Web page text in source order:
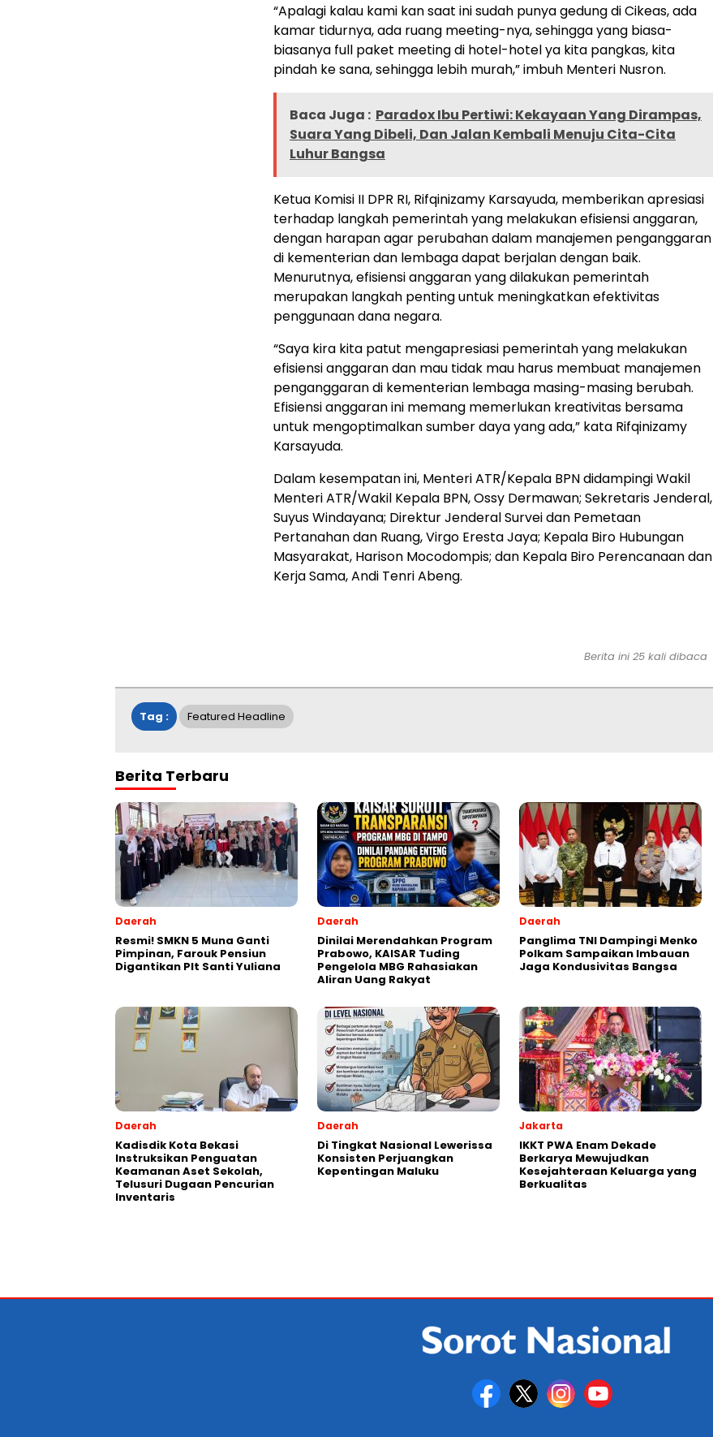
“Apalagi kalau kami kan saat ini sudah punya gedung di Cikeas, ada
kamar tidurnya, ada ruang meeting-nya, sehingga yang biasa-
biasanya full paket meeting di hotel-hotel ya kita pangkas, kita
pindah ke sana, sehingga lebih murah,” imbuh Menteri Nusron.
Baca Juga : Paradox Ibu Pertiwi: Kekayaan Yang Dirampas,
Suara Yang Dibeli, Dan Jalan Kembali Menuju Cita-Cita
Luhur Bangsa
Ketua Komisi II DPR RI, Rifqinizamy Karsayuda, memberikan apresiasi
terhadap langkah pemerintah yang melakukan efisiensi anggaran,
dengan harapan agar perubahan dalam manajemen penganggaran
di kementerian dan lembaga dapat berjalan dengan baik.
Menurutnya, efisiensi anggaran yang dilakukan pemerintah
merupakan langkah penting untuk meningkatkan efektivitas
penggunaan dana negara.
“Saya kira kita patut mengapresiasi pemerintah yang melakukan
efisiensi anggaran dan mau tidak mau harus membuat manajemen
penganggaran di kementerian lembaga masing-masing berubah.
Efisiensi anggaran ini memang memerlukan kreativitas bersama
untuk mengoptimalkan sumber daya yang ada,” kata Rifqinizamy
Karsayuda.
Dalam kesempatan ini, Menteri ATR/Kepala BPN didampingi Wakil
Menteri ATR/Wakil Kepala BPN, Ossy Dermawan; Sekretaris Jenderal,
Suyus Windayana; Direktur Jenderal Survei dan Pemetaan
Pertanahan dan Ruang, Virgo Eresta Jaya; Kepala Biro Hubungan
Masyarakat, Harison Mocodompis; dan Kepala Biro Perencanaan dan
Kerja Sama, Andi Tenri Abeng.
Berita ini 25 kali dibaca
Tag : Featured Headline
Berita Terbaru
Daerah
Resmi! SMKN 5 Muna Ganti
Pimpinan, Farouk Pensiun
Digantikan Plt Santi Yuliana
Daerah
Dinilai Merendahkan Program
Prabowo, KAISAR Tuding
Pengelola MBG Rahasiakan
Aliran Uang Rakyat
Daerah
Panglima TNI Dampingi Menko
Polkam Sampaikan Imbauan
Jaga Kondusivitas Bangsa
Daerah
Kadisdik Kota Bekasi
Instruksikan Penguatan
Keamanan Aset Sekolah,
Telusuri Dugaan Pencurian
Inventaris
Daerah
Di Tingkat Nasional Lewerissa
Konsisten Perjuangkan
Kepentingan Maluku
Jakarta
IKKT PWA Enam Dekade
Berkarya Mewujudkan
Kesejahteraan Keluarga yang
Berkualitas